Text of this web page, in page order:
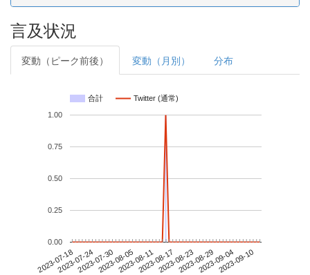
言及状況
変動（ピーク前後） 変動（月別） 分布
合計 Twitter (通常)
2023-07-182023-07-242023-07-302023-08-052023-08-112023-08-172023-08-232023-08-292023-09-042023-09-10
0.00
0.25
0.50
0.75
1.00